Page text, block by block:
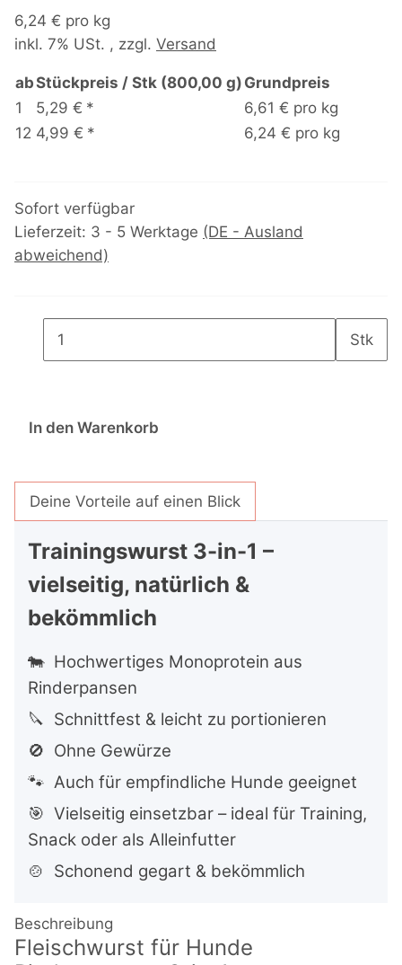
6,24 € pro kg
inkl. 7% USt. , zzgl. Versand
abStückpreis / Stk (800,00 g) Grundpreis
1
5,29 € *
6,61 € pro kg
12 4,99 € * 6,24 € pro kg
Sofort verfügbar
Lieferzeit: 3 - 5 Werktage (DE - Ausland
abweichend)
Stk
In den Warenkorb
Deine Vorteile auf einen Blick
Trainingswurst 3-in-1 –
vielseitig, natürlich &
bekömmlich
🐄 Hochwertiges Monoprotein aus
Rinderpansen
🔪 Schnittfest & leicht zu portionieren
🚫 Ohne Gewürze
🐾 Auch für empfindliche Hunde geeignet
🎯 Vielseitig einsetzbar – ideal für Training,
Snack oder als Alleinfutter
🍲 Schonend gegart & bekömmlich
Beschreibung
Fleischwurst für Hunde